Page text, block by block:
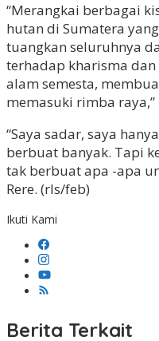
“Merangkai berbagai
hutan di Sumatera
tuangkan seluruhnya
terhadap kharisma
alam semesta,
memasuki rimba raya,”
“Saya sadar, saya
berbuat banyak. Tapi
tak berbuat apa -apa
Rere. (rls/feb)
Ikuti Kami
Berita Terkait